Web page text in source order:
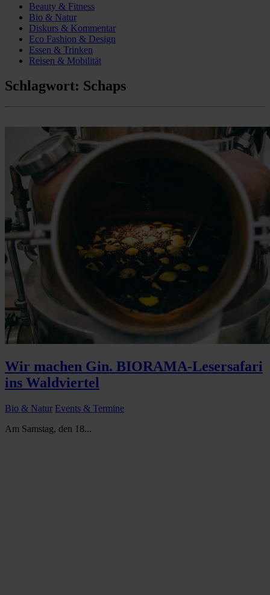
Beauty & Fitness
Bio & Natur
Diskurs & Kommentar
Eco Fashion & Design
Essen & Trinken
Reisen & Mobilität
Schlagwort: Schaps
Wir machen Gin. BIORAMA-Lesersafari
ins Waldviertel
Bio & Natur Events & Termine
Am Samstag, den 18...